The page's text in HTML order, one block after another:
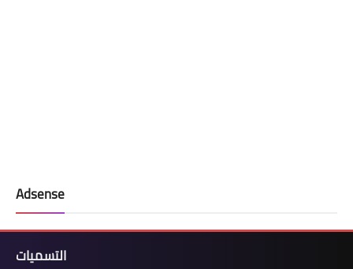
Adsense
التسميات